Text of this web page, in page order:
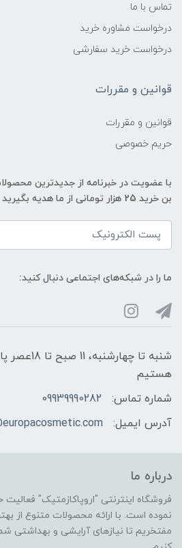
تماس با ما
درخواست مشاوره خرید
درخواست خرید سفارشی
قوانین و مقررات
قوانین و مقررات
حریم خصوصی
با عضویت در خبرنامه از جدیدترین
بن خرید 25 هزار تومانی از ما هدیه بگیرید
ما را در شبکه‌های اجتماعی دنبال کنید:
شنبه تا
هستیم
شماره تماس:
09939990282
آدرس ایمیل:
درباره ما
نموده است. با ارائه محصولات متنوع از
مفتخریم تا نیازهای آرایشی و بهداشتی